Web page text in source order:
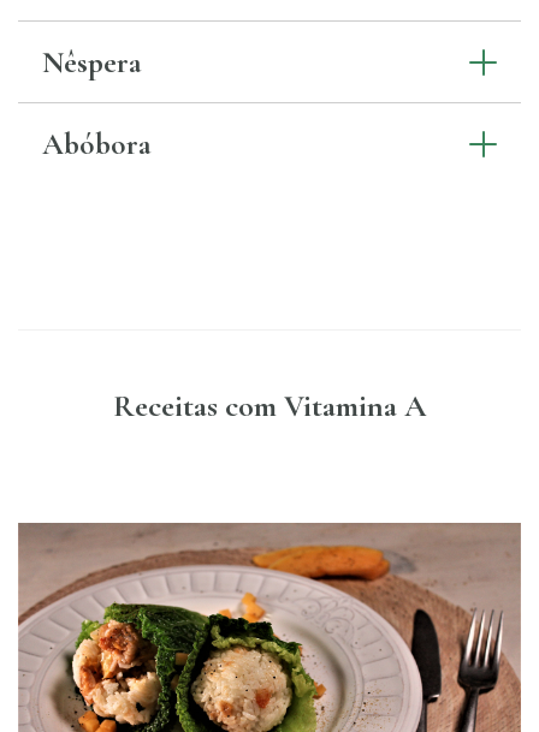
Nêspera
Abóbora
Receitas com Vitamina A